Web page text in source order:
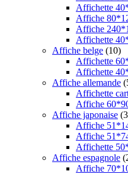
Affichette
Affiche
Affiche
Affichette
Affiche belge (10)
Affichette
Affichette
Affiche allemande
Affichette
Affiche
Affiche japonaise
Affiche
Affiche
Affichette
Affiche espagnole
Affiche